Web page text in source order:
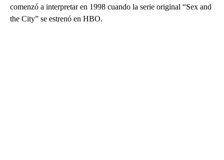
comenzó a interpretar en 1998 cuando la serie original “Sex and
the City” se estrenó en HBO.